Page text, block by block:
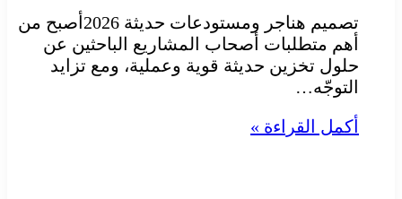
تصميم هناجر ومستودعات حديثة 2026أصبح من
أهم متطلبات أصحاب المشاريع الباحثين عن
حلول تخزين حديثة قوية وعملية، ومع تزايد
التوجّه…
أكمل القراءة »